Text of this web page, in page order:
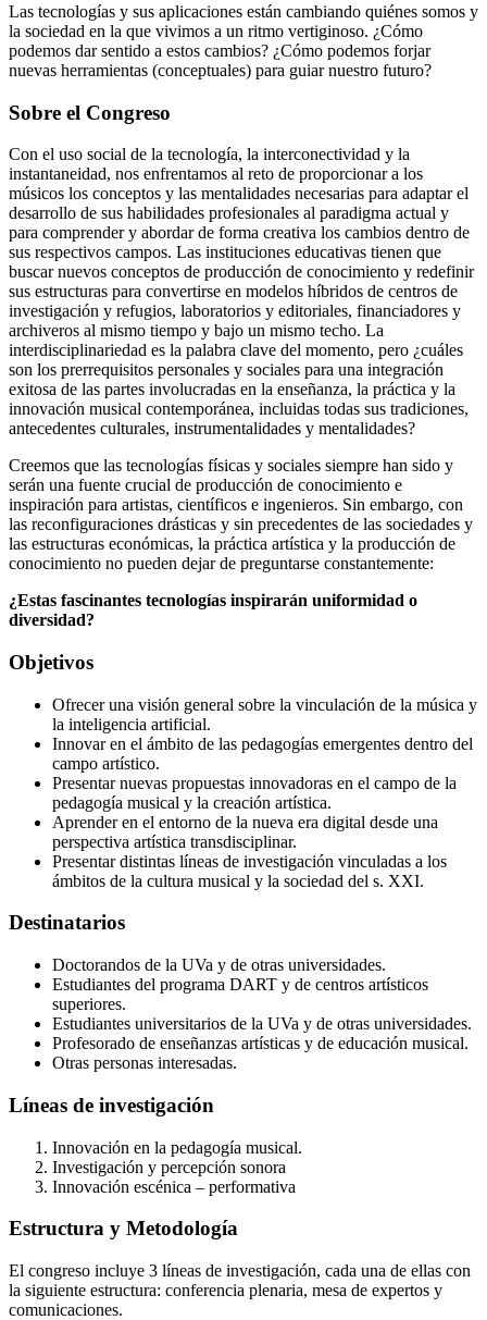
Las tecnologías y sus aplicaciones están cambiando quiénes somos y
la sociedad en la que vivimos a un ritmo vertiginoso. ¿Cómo
podemos dar sentido a estos cambios? ¿Cómo podemos forjar
nuevas herramientas (conceptuales) para guiar nuestro futuro?
Sobre el Congreso
Con el uso social de la tecnología, la interconectividad y la
instantaneidad, nos enfrentamos al reto de proporcionar a los
músicos los conceptos y las mentalidades necesarias para adaptar el
desarrollo de sus habilidades profesionales al paradigma actual y
para comprender y abordar de forma creativa los cambios dentro de
sus respectivos campos. Las instituciones educativas tienen que
buscar nuevos conceptos de producción de conocimiento y redefinir
sus estructuras para convertirse en modelos híbridos de centros de
investigación y refugios, laboratorios y editoriales, financiadores y
archiveros al mismo tiempo y bajo un mismo techo. La
interdisciplinariedad es la palabra clave del momento, pero ¿cuáles
son los prerrequisitos personales y sociales para una integración
exitosa de las partes involucradas en la enseñanza, la práctica y la
innovación musical contemporánea, incluidas todas sus tradiciones,
antecedentes culturales, instrumentalidades y mentalidades?
Creemos que las tecnologías físicas y sociales siempre han sido y
serán una fuente crucial de producción de conocimiento e
inspiración para artistas, científicos e ingenieros. Sin embargo, con
las reconfiguraciones drásticas y sin precedentes de las sociedades y
las estructuras económicas, la práctica artística y la producción de
conocimiento no pueden dejar de preguntarse constantemente:
¿Estas fascinantes tecnologías inspirarán uniformidad o
diversidad?
Objetivos
Ofrecer una visión general sobre la vinculación de la música y
la inteligencia artificial.
Innovar en el ámbito de las pedagogías emergentes dentro del
campo artístico.
Presentar nuevas propuestas innovadoras en el campo de la
pedagogía musical y la creación artística.
Aprender en el entorno de la nueva era digital desde una
perspectiva artística transdisciplinar.
Presentar distintas líneas de investigación vinculadas a los
ámbitos de la cultura musical y la sociedad del s. XXI.
Destinatarios
Doctorandos de la UVa y de otras universidades.
Estudiantes del programa DART y de centros artísticos
superiores.
Estudiantes universitarios de la UVa y de otras universidades.
Profesorado de enseñanzas artísticas y de educación musical.
Otras personas interesadas.
Líneas de investigación
Innovación en la pedagogía musical.
Investigación y percepción sonora
Innovación escénica – performativa
Estructura y Metodología
El congreso incluye 3 líneas de investigación, cada una de ellas con
la siguiente estructura: conferencia plenaria, mesa de expertos y
comunicaciones.